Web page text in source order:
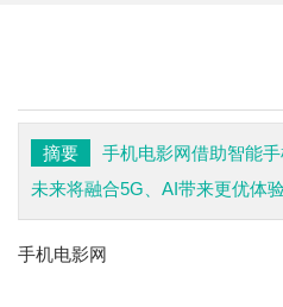
摘要
手机电影网借助智能
未来将融合5G、AI带来更优体验
手机电影网